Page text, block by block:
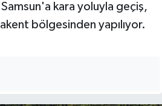
kara yoluyla geçiş,
bölgesinden yapılıyor.